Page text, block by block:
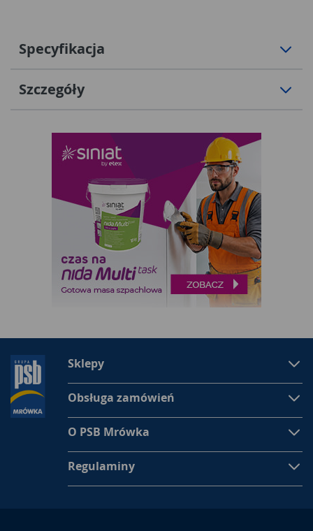
Specyfikacja
Szczegóły
Sklepy
Obsługa zamówień
O PSB Mrówka
Regulaminy